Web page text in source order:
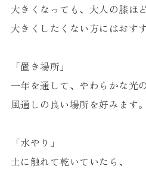
大きくなっても、大人の膝ほ
大きくしたくない方にはおす
「置き場所」
一年を通して、やわらかな光
風通しの良い場所を好みます。
「水やり」
土に触れて乾いていたら、